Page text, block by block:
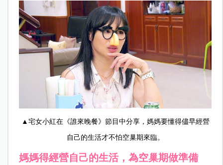
▲宅女小紅在《誰來晚餐》節目中分享，媽媽要懂得儘早經營
自己的生活才不怕空巢期來臨。
媽媽得經營自己的生活，為空巢期做準備